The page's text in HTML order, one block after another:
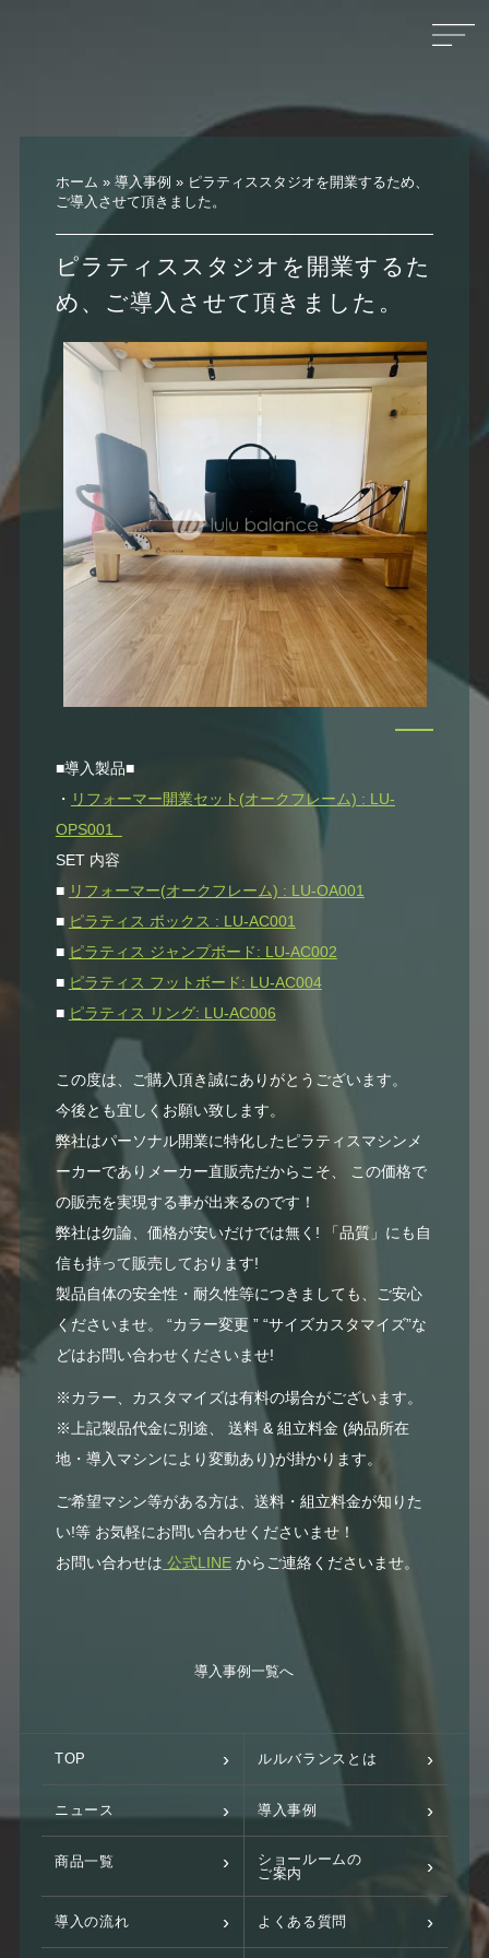
ホーム » 導入事例 » ピラティススタジオを開業するため、
ご導入させて頂きました。
ピラティススタジオを開業するた
め、ご導入させて頂きました。
■導入製品■
・ リフォーマー開業セット(オークフレーム) : LU-
OPS001
SET 内容
■ リフォーマー(オークフレーム) : LU-OA001
■ ピラティス ボックス : LU-AC001
■ ピラティス ジャンプボード: LU-AC002
■ ピラティス フットボード: LU-AC004
■ ピラティス リング: LU-AC006
この度は、ご購入頂き誠にありがとうございます。
今後とも宜しくお願い致します。
弊社はパーソナル開業に特化したピラティスマシンメ
ーカーでありメーカー直販売だからこそ、 この価格で
の販売を実現する事が出来るのです！
弊社は勿論、価格が安いだけでは無く! 「品質」にも自
信も持って販売しております!
製品自体の安全性・耐久性等につきましても、ご安心
くださいませ。 “カラー変更 ” “サイズカスタマイズ”な
どはお問い合わせくださいませ!
※カラー、カスタマイズは有料の場合がございます。
※上記製品代金に別途、 送料 & 組立料金 (納品所在
地・導入マシンにより変動あり)が掛かります。
ご希望マシン等がある方は、送料・組立料金が知りた
い!等 お気軽にお問い合わせくださいませ！
お問い合わせは 公式LINEからご連絡くださいませ。
導入事例一覧へ
TOP ルルバランスとは
ニュース 導入事例
商品一覧
ショールームの
ご案内
導入の流れ よくある質問